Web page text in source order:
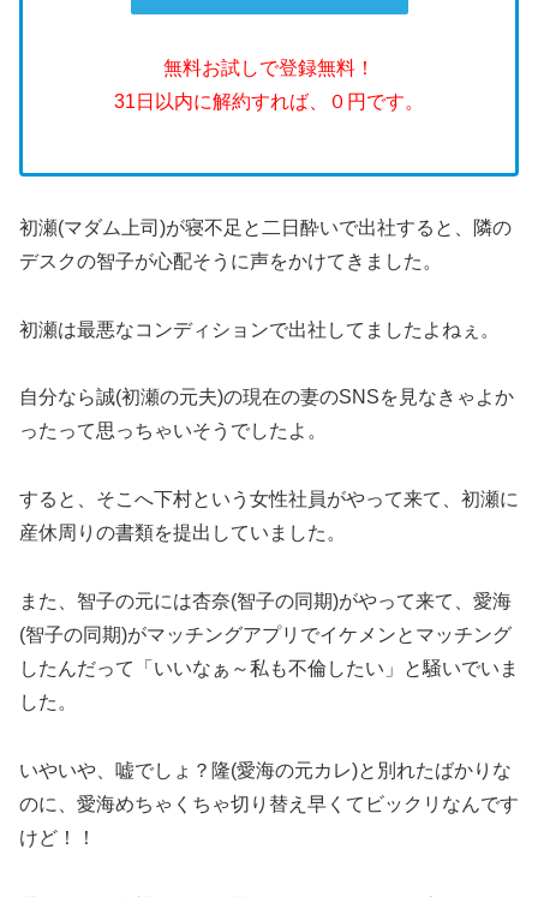
無料お試しで登録無料！
31日以内に解約すれば、０円です。
初瀬(マダム上司)が寝不足と二日酔いで出社すると、隣の
デスクの智子が心配そうに声をかけてきました。
初瀬は最悪なコンディションで出社してましたよねぇ。
自分なら誠(初瀬の元夫)の現在の妻のSNSを見なきゃよか
ったって思っちゃいそうでしたよ。
すると、そこへ下村という女性社員がやって来て、初瀬に
産休周りの書類を提出していました。
また、智子の元には杏奈(智子の同期)がやって来て、愛海
(智子の同期)がマッチングアプリでイケメンとマッチング
したんだって「いいなぁ～私も不倫したい」と騒いでいま
した。
いやいや、嘘でしょ？隆(愛海の元カレ)と別れたばかりな
のに、愛海めちゃくちゃ切り替え早くてビックリなんです
けど！！